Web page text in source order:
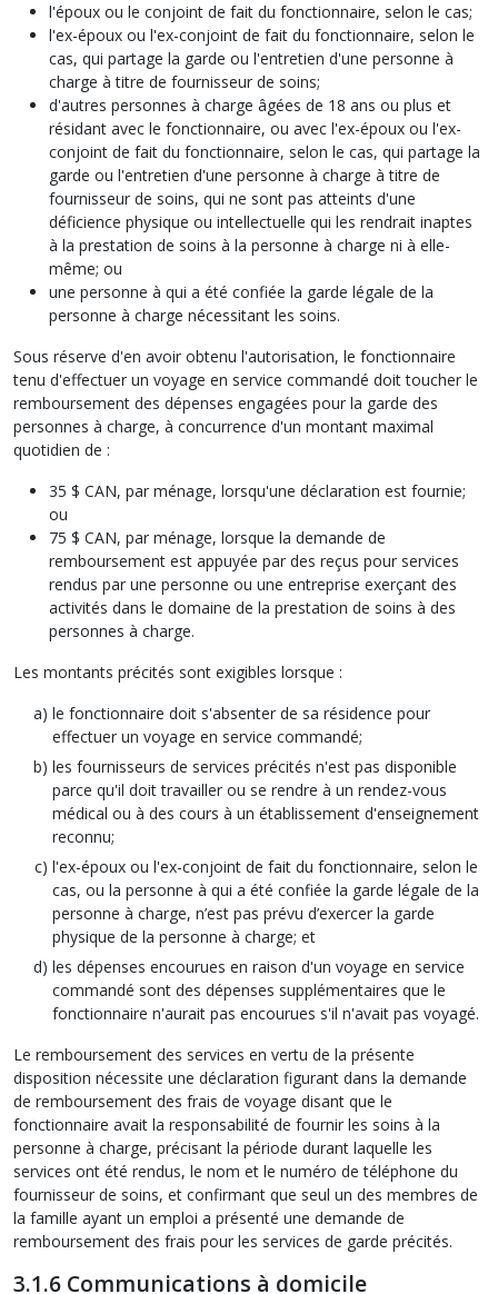
l'époux ou le conjoint de fait du fonctionnaire, selon le cas;
l'ex-époux ou l'ex-conjoint de fait du fonctionnaire, selon le
cas, qui partage la garde ou l'entretien d'une personne à
charge à titre de fournisseur de soins;
d'autres personnes à charge âgées de 18 ans ou plus et
résidant avec le fonctionnaire, ou avec l'ex-époux ou l'ex-
conjoint de fait du fonctionnaire, selon le cas, qui partage la
garde ou l'entretien d'une personne à charge à titre de
fournisseur de soins, qui ne sont pas atteints d'une
déficience physique ou intellectuelle qui les rendrait inaptes
à la prestation de soins à la personne à charge ni à elle-
même; ou
une personne à qui a été confiée la garde légale de la
personne à charge nécessitant les soins.
Sous réserve d'en avoir obtenu l'autorisation, le fonctionnaire
tenu d'effectuer un voyage en service commandé doit toucher le
remboursement des dépenses engagées pour la garde des
personnes à charge, à concurrence d'un montant maximal
quotidien de :
35 $ CAN, par ménage, lorsqu'une déclaration est fournie;
ou
75 $ CAN, par ménage, lorsque la demande de
remboursement est appuyée par des reçus pour services
rendus par une personne ou une entreprise exerçant des
activités dans le domaine de la prestation de soins à des
personnes à charge.
Les montants précités sont exigibles lorsque :
le fonctionnaire doit s'absenter de sa résidence pour
effectuer un voyage en service commandé;
les fournisseurs de services précités n'est pas disponible
parce qu'il doit travailler ou se rendre à un rendez-vous
médical ou à des cours à un établissement d'enseignement
reconnu;
l'ex-époux ou l'ex-conjoint de fait du fonctionnaire, selon le
cas, ou la personne à qui a été confiée la garde légale de la
personne à charge, n’est pas prévu d’exercer la garde
physique de la personne à charge; et
les dépenses encourues en raison d'un voyage en service
commandé sont des dépenses supplémentaires que le
fonctionnaire n'aurait pas encourues s'il n'avait pas voyagé.
Le remboursement des services en vertu de la présente
disposition nécessite une déclaration figurant dans la demande
de remboursement des frais de voyage disant que le
fonctionnaire avait la responsabilité de fournir les soins à la
personne à charge, précisant la période durant laquelle les
services ont été rendus, le nom et le numéro de téléphone du
fournisseur de soins, et confirmant que seul un des membres de
la famille ayant un emploi a présenté une demande de
remboursement des frais pour les services de garde précités.
3.1.6 Communications à domicile